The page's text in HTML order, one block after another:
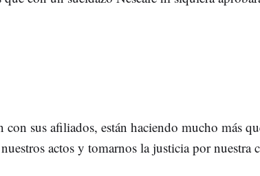
sus afiliados, están haciendo mucho más
actos y tomarnos la justicia por nuestra